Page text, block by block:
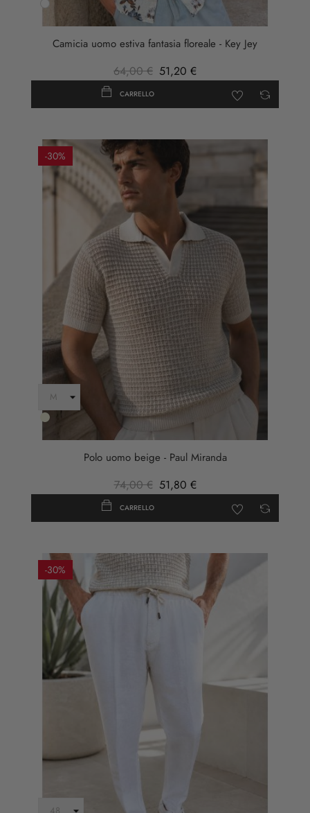
Bianco
Camicia uomo estiva fantasia floreale - Key Jey
64,00 € 51,20 €
CARRELLO
-30%
Beige
Polo uomo beige - Paul Miranda
74,00 € 51,80 €
CARRELLO
-30%